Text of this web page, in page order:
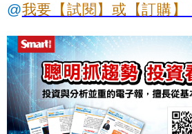
@我要【試閱】或【訂購】